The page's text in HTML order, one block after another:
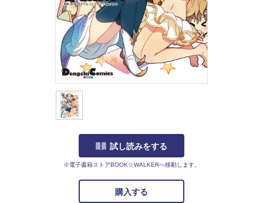
試し読みをする
※電子書籍ストアBOOK☆WALKERへ移動します。
購入する